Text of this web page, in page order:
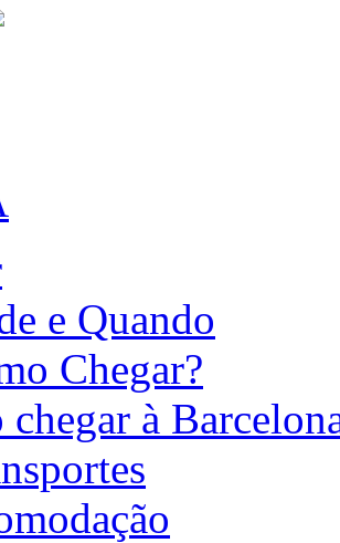
e Quando
Chegar?
chegar à